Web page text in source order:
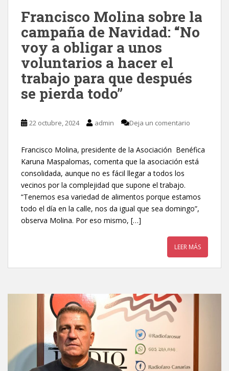
Francisco Molina sobre la
campaña de Navidad: “No
voy a obligar a unos
voluntarios a hacer el
trabajo para que después
se pierda todo”
22 octubre, 2024 admin Deja un comentario
Francisco Molina, presidente de la Asociación Benéfica
Karuna Maspalomas, comenta que la asociación está
consolidada, aunque no es fácil llegar a todos los
vecinos por la complejidad que supone el trabajo.
“Tenemos esa variedad de alimentos porque estamos
todo el día en la calle, nos da igual que sea domingo”,
observa Molina. Por eso mismo, […]
LEER MÁS